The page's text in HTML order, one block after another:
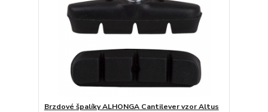
Brzdové špalíky ALHONGA Cantilever vzor Altus